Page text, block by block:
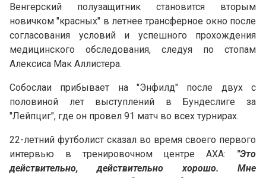
Венгерский полузащитник становится вторым
новичком "красных" в летнее трансферное окно после
согласования условий и успешного прохождения
медицинского обследования, следуя по стопам
Алексиса Мак Аллистера.
Собослаи прибывает на "Энфилд" после двух с
половиной лет выступлений в Бундеслиге за
"Лейпциг", где он провел 91 матч во всех турнирах.
22-летний футболист сказал во время своего первого
интервью в тренировочном центре AXA: "Это
действительно, действительно хорошо. Мне